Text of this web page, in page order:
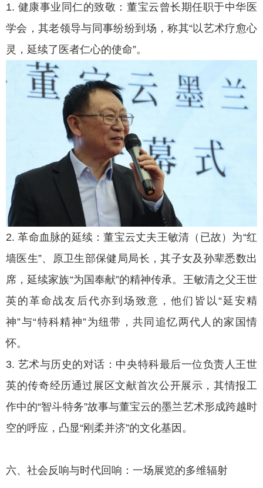
1. 健康事业同仁的致敬：董宝云曾长期任职于中华医
学会，其老领导与同事纷纷到场，称其“以艺术疗愈心
灵，延续了医者仁心的使命”。
2. 革命血脉的延续：董宝云丈夫王敏清（已故）为“红
墙医生”、原卫生部保健局局长，其子女及孙辈悉数出
席，延续家族“为国奉献”的精神传承。王敏清之父王世
英的革命战友后代亦到场致意，他们皆以“延安精
神”与“特科精神”为纽带，共同追忆两代人的家国情
怀。
3. 艺术与历史的对话：中央特科最后一位负责人王世
英的传奇经历通过展区文献首次公开展示，其情报工
作中的“智斗特务”故事与董宝云的墨兰艺术形成跨越时
空的呼应，凸显“刚柔并济”的文化基因。
六、社会反响与时代回响：一场展览的多维辐射